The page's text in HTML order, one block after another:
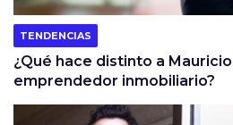
TENDENCIAS
¿Qué hace distinto a
emprendedor inmobiliario?